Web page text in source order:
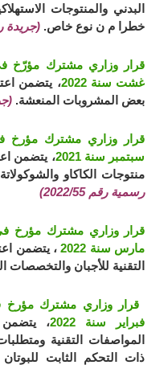
البدني والمنتوجات
خطرا م ن نوع خاص. (جريدة
غشت سنة 2022
، يتضمن
بعض المشروبات المنعشة.
سبتمبر سنة 2021
، يتضمن
منتوجات الكاكاو
رسمية رقم 2022/55)
مارس سنة 2022
، يتضمن
التقنية للأجبان والتخصصات
فبراير سنة 2022
، يتضمن
المواصفات التقنية
ذات التحكم الثابت